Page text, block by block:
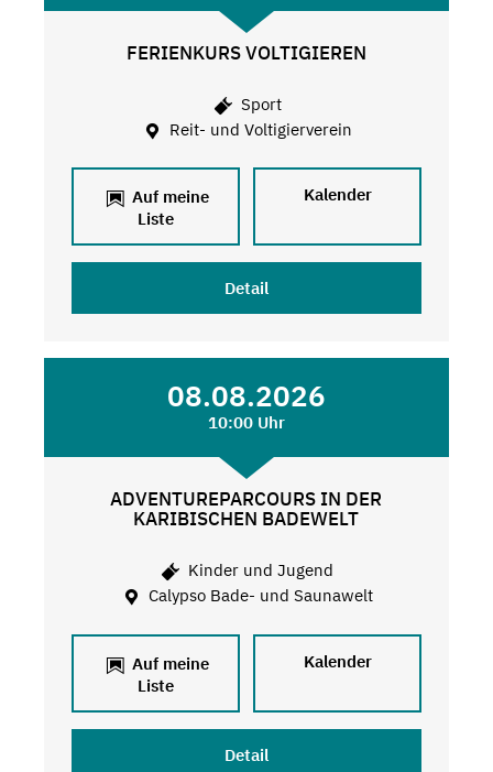
FERIENKURS VOLTIGIEREN
Sport
Reit- und Voltigierverein
Auf meine
Liste
Kalender
Detail
08.08.2026
10:00 Uhr
ADVENTUREPARCOURS IN DER
KARIBISCHEN BADEWELT
Kinder und Jugend
Calypso Bade- und Saunawelt
Auf meine
Liste
Kalender
Detail